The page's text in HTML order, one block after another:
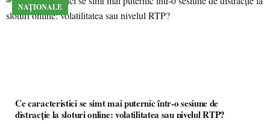
NAȚIONALE
Ce caracteristici se simt mai puternic într-o sesiune de
distracție la sloturi online: volatilitatea sau nivelul RTP?